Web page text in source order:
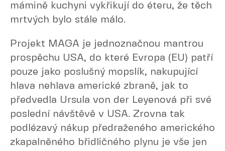
mámině kuchyni vykřikují do éteru, že těch
mrtvých bylo stále málo.
Projekt MAGA je jednoznačnou mantrou
prospěchu USA, do které Evropa (EU) patří
pouze jako poslušný mopslík, nakupující
hlava nehlava americké zbraně, jak to
předvedla Ursula von der Leyenová při své
poslední návštěvě v USA. Zrovna tak
podlézavý nákup předraženého amerického
zkapalněného břidličného plynu je vše jen